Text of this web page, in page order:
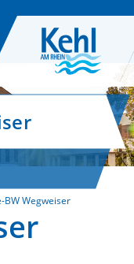
BW Wegweiser